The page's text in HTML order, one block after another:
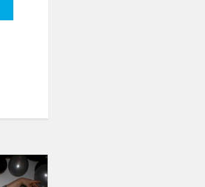
Teismo
nuosprendis